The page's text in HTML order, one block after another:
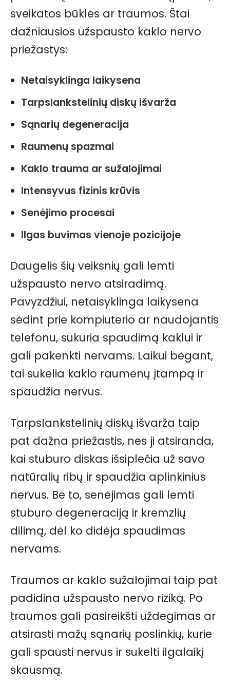
sveikatos būklės ar traumos. Štai
dažniausios užspausto kaklo nervo
priežastys:
Netaisyklinga laikysena
Tarpslankstelinių diskų išvarža
Sąnarių degeneracija
Raumenų spazmai
Kaklo trauma ar sužalojimai
Intensyvus fizinis krūvis
Senėjimo procesai
Ilgas buvimas vienoje pozicijoje
Daugelis šių veiksnių gali lemti
užspausto nervo atsiradimą.
Pavyzdžiui, netaisyklinga laikysena
sėdint prie kompiuterio ar naudojantis
telefonu, sukuria spaudimą kaklui ir
gali pakenkti nervams. Laikui bėgant,
tai sukelia kaklo raumenų įtampą ir
spaudžia nervus.
Tarpslankstelinių diskų išvarža taip
pat dažna priežastis, nes ji atsiranda,
kai stuburo diskas išsiplečia už savo
natūralių ribų ir spaudžia aplinkinius
nervus. Be to, senėjimas gali lemti
stuburo degeneraciją ir kremzlių
dilimą, dėl ko didėja spaudimas
nervams.
Traumos ar kaklo sužalojimai taip pat
padidina užspausto nervo riziką. Po
traumos gali pasireikšti uždegimas ar
atsirasti mažų sąnarių poslinkių, kurie
gali spausti nervus ir sukelti ilgalaikį
skausmą.